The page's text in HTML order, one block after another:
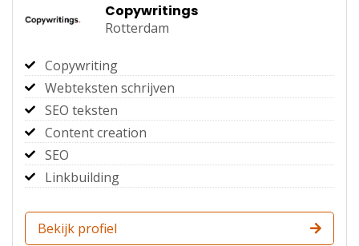
Copywritings
Rotterdam
Copywriting
Webteksten schrijven
SEO teksten
Content creation
SEO
Linkbuilding
Bekijk profiel